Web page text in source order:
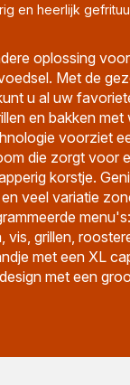
en heerlijk
oplossing
Met de
u al uw
en bakken
voorziet
die zorgt voor
korstje.
veel variatie
vis, grillen,
met een XL
met een